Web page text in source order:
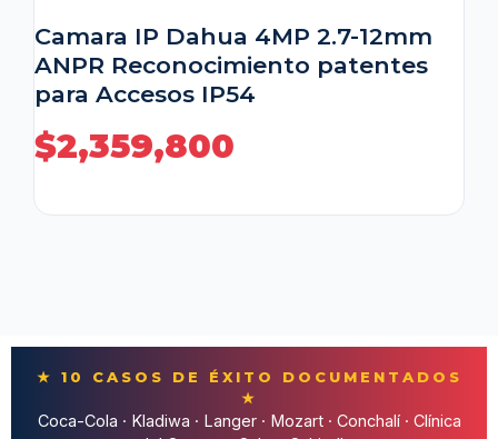
Camara IP Dahua 4MP 2.7-12mm
ANPR Reconocimiento patentes
para Accesos IP54
$2,359,800
★ 10 CASOS DE ÉXITO DOCUMENTADOS
★
Coca-Cola · Kladiwa · Langer · Mozart · Conchalí · Clínica